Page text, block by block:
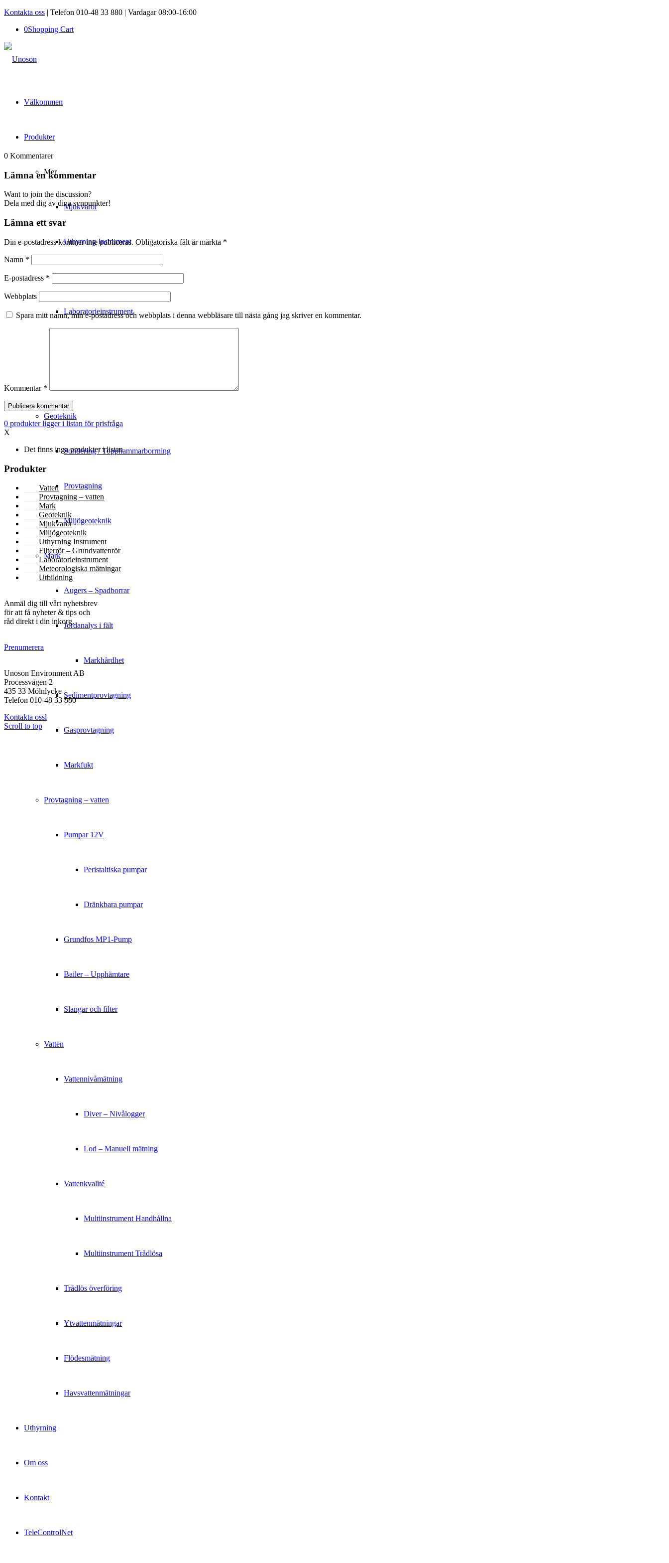
Kontakta oss | Telefon 010-48 33 880 | Vardagar 08:00-16:00
0Shopping Cart
Välkommen
Produkter
Mer
Mjukvaror
Uthyrning Instrument
Filterrör – Grundvattenrör
Laboratorieinstrument
Geoteknik
Sondering / Topphammarborrning
Provtagning
Miljögeoteknik
Mark
Augers – Spadborrar
Jordanalys i fält
Markhårdhet
Sedimentprovtagning
Gasprovtagning
Markfukt
Provtagning – vatten
Pumpar 12V
Peristaltiska pumpar
Dränkbara pumpar
Grundfos MP1-Pump
Bailer – Upphämtare
Slangar och filter
Vatten
Vattennivåmätning
Diver – Nivålogger
Lod – Manuell mätning
Vattenkvalité
Multiinstrument Handhållna
Multiinstrument Trådlösa
Trådlös överföring
Ytvattenmätningar
Flödesmätning
Havsvattenmätningar
Uthyrning
Om oss
Kontakt
TeleControlNet
0 Kommentarer
Lämna en kommentar
Want to join the discussion?
Dela med dig av dina synpunkter!
Lämna ett svar
Din e-postadress kommer inte publiceras. Obligatoriska fält är märkta *
Namn *
E-postadress *
Webbplats
Spara mitt namn, min e-postadress och webbplats i denna webbläsare till nästa gång jag skriver en kommentar.
Kommentar *
0 produkterligger i listan för prisfråga
X
Det finns inga produkter i listan
Produkter
Vatten
Provtagning – vatten
Mark
Geoteknik
Mjukvaror
Miljögeoteknik
Uthyrning Instrument
Filterrör – Grundvattenrör
Laboratorieinstrument
Meteorologiska mätningar
Utbildning
NYHETSBREV
Anmäl dig till vårt nyhetsbrev
för att få nyheter & tips och
råd direkt i din inkorg.
Prenumerera
Unoson Environment AB
Processvägen 2
435 33 Mölnlycke
Telefon 010-48 33 880
Kontakta ossl
Scroll to top